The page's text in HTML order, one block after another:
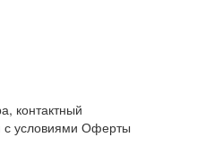
контактный
с условиями Оферты